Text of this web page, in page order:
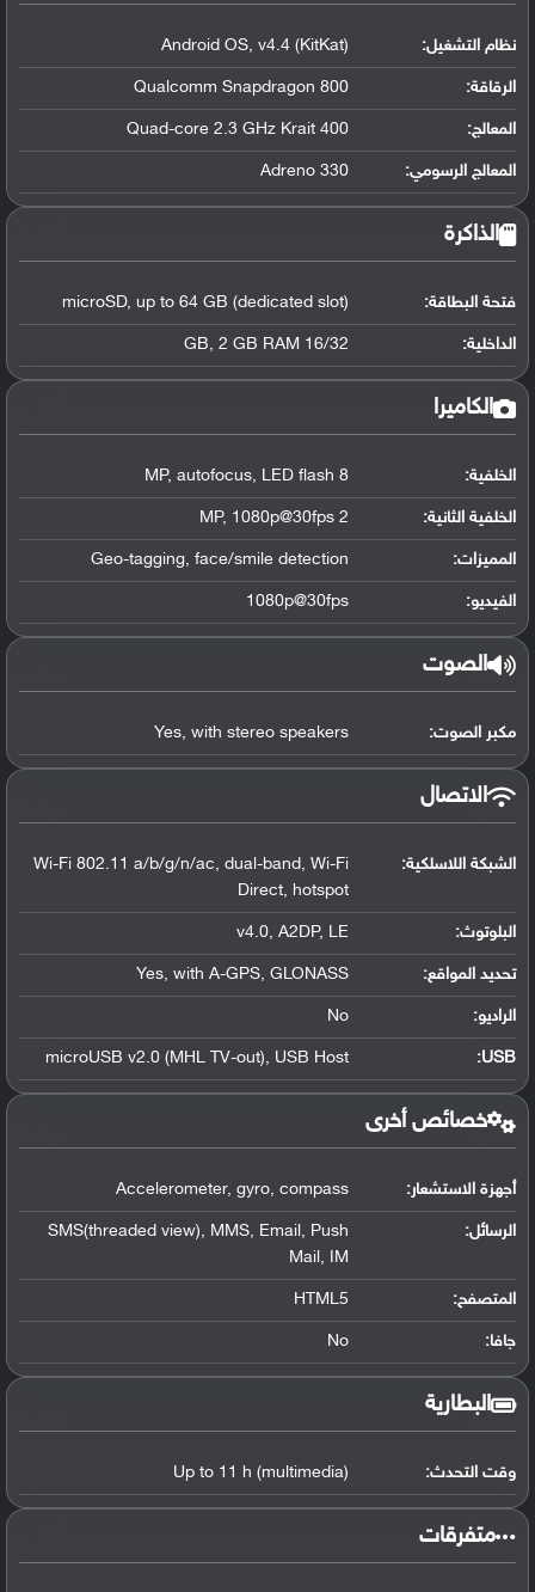
نظام التشغيل:
Android OS, v4.4 (KitKat)
الرقاقة:
Qualcomm Snapdragon 800
المعالج:
Quad-core 2.3 GHz Krait 400
المعالج الرسومي:
Adreno 330
الذاكرة
فتحة البطاقة: microSD, up to 64 GB (dedicated slot)
الداخلية: 16/32 GB, 2 GB RAM
الكاميرا
الخلفية: 8 MP, autofocus, LED flash
الخلفية الثانية: 2 MP, 1080p@30fps
المميزات: Geo-tagging, face/smile detection
الفيديو: 1080p@30fps
الصوت
مكبر الصوت: Yes, with stereo speakers
الاتصال
الشبكة اللاسلكية:
Wi-Fi 802.11 a/b/g/n/ac, dual-band, Wi-Fi
Direct, hotspot
البلوتوث:
v4.0, A2DP, LE
تحديد المواقع:
Yes, with A-GPS, GLONASS
الراديو: No
USB
:
microUSB v2.0 (MHL TV-out), USB Host
خصائص أخرى
أجهزة الاستشعار: Accelerometer, gyro, compass
الرسائل:
SMS(threaded view), MMS, Email, Push
Mail, IM
المتصفح: HTML5
جافا: No
البطارية
وقت التحدث: Up to 11 h (multimedia)
‏متفرقات‏